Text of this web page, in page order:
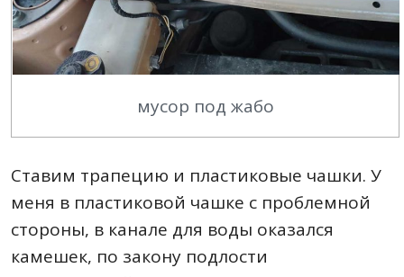
мусор под жабо
Ставим трапецию и пластиковые чашки. У
меня в пластиковой чашке с проблемной
стороны, в канале для воды оказался
камешек, по закону подлости